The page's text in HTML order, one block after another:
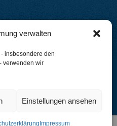
verwalten
insbesondere den
verwenden wir
Einstellungen ansehen
Impressum